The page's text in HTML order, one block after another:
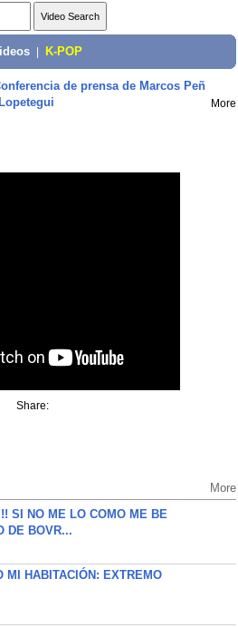
K-POP
de prensa de Marcos Peñ
More
Share:
More
SI NO ME LO COMO ME BE
DE BOVR...
MI HABITACIÓN: EXTREMO